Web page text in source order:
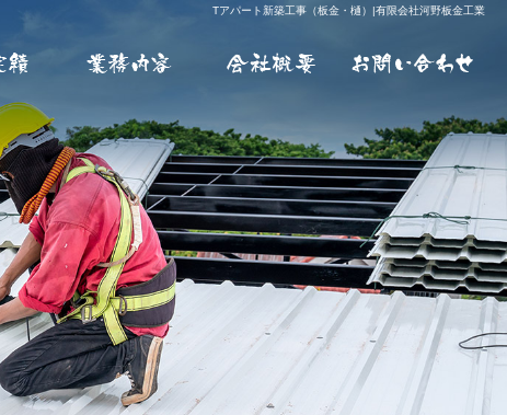
Tアパート新築工事（板金・樋）|有限会社河野板金工業